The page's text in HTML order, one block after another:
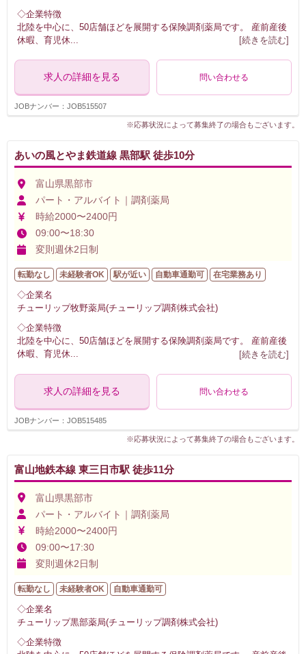
◇企業特徴
北陸を中心に、50店舗ほどを展開する保険調剤薬局です。 産前産後
休暇、育児休
[続きを読む]
求人の詳細を見る 問い合わせる
JOBナンバー：JOB515507
※応募状況によって募集終了の場合もございます。
あいの風とやま鉄道線 黒部駅 徒歩10分
富山県黒部市
パート・アルバイト｜調剤薬局
時給2000〜2400円
09:00〜18:30
変則週休2日制
転勤なし 未経験者OK 駅が近い 自動車通勤可 在宅業務あり
◇企業名
チューリップ牧野薬局(チューリップ調剤株式会社)
◇企業特徴
北陸を中心に、50店舗ほどを展開する保険調剤薬局です。 産前産後
休暇、育児休... [続きを読む]
求人の詳細を見る 問い合わせる
JOBナンバー：JOB515485
※応募状況によって募集終了の場合もございます。
富山地鉄本線 東三日市駅 徒歩11分
富山県黒部市
パート・アルバイト｜調剤薬局
時給2000〜2400円
09:00〜17:30
変則週休2日制
転勤なし 未経験者OK 自動車通勤可
◇企業名
チューリップ黒部薬局(チューリップ調剤株式会社)
◇企業特徴